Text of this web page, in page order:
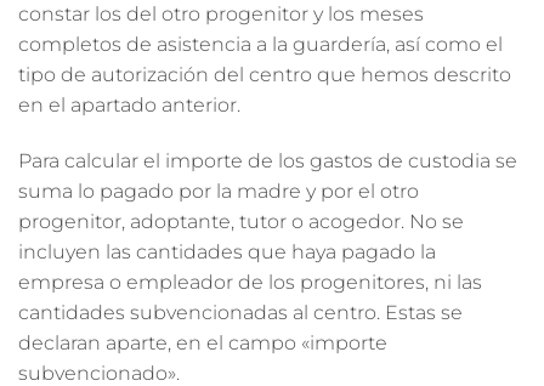
constar los del otro progenitor y los meses
completos de asistencia a la guardería, así como el
tipo de autorización del centro que hemos descrito
en el apartado anterior.
Para calcular el importe de los gastos de custodia se
suma lo pagado por la madre y por el otro
progenitor, adoptante, tutor o acogedor. No se
incluyen las cantidades que haya pagado la
empresa o empleador de los progenitores, ni las
cantidades subvencionadas al centro. Estas se
declaran aparte, en el campo «importe
subvencionado».